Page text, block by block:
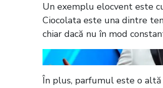
Un exemplu elocvent este
Ciocolata este una dintre
chiar dacă nu în mod
În plus, parfumul este o